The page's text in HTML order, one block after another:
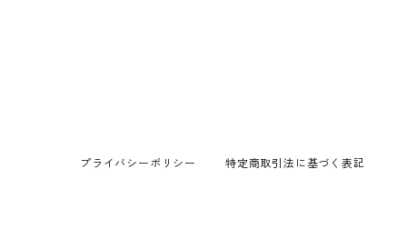
プライバシーポリシー 特定商取引法に基づく表記